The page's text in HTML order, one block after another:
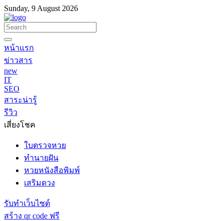
Sunday, 9 August 2026
หน้าแรก
ข่าวสาร
new
IT
SEO
สาระน่ารู้
รีวิว
เสี่ยงโชค
ใบตรวจหวย
ทำนายฝัน
หวยหนังสือพิมพ์
เสริมดวง
รับทำเว็บไซต์
สร้าง qr code ฟรี